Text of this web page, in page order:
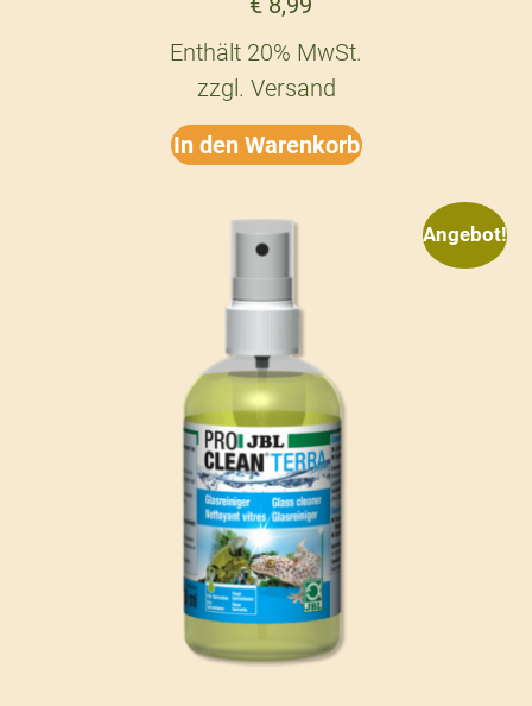
Enthält 20% MwSt.
zzgl. Versand
In den Warenkorb
Angebot!